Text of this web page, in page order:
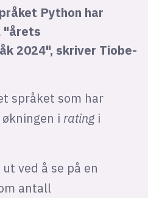
Python har
"årets
2024", skriver Tiobe-
språket som har
i ratingi
ved å se på en
antall